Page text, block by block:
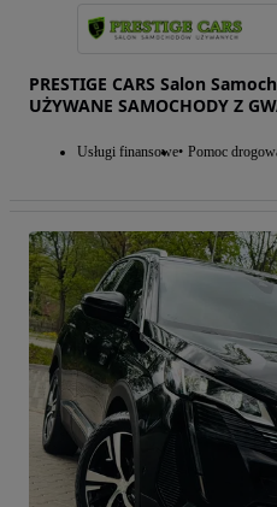
PRESTIGE CARS Salon
UŻYWANE SAMOCHODY Z
Usługi finansowe Pomoc